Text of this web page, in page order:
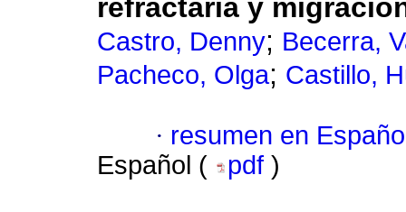
refractaria y
Castro, Denny; Becerra,
Pacheco, Olga; Castillo,
· resumen en
Español (
pdf )